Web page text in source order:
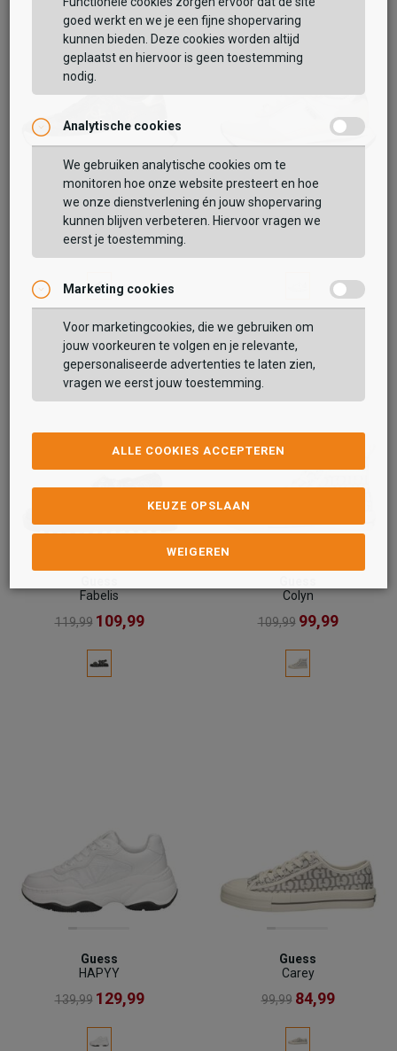
Guess
Luckei
149,99 119,99
Guess
Energy
Fabelis
119,99 109,99
Colyn
109,99 99,99
Guess
HAPYY
139,99 129,99
Guess
Carey
99,99 84,99
goed werkt en we je een fijne shopervaring
kunnen bieden. Deze cookies worden altijd
geplaatst en hiervoor is geen toestemming
nodig.
Analytische cookies
We gebruiken analytische cookies om te
monitoren hoe onze website presteert en hoe
we onze dienstverlening én jouw shopervaring
kunnen blijven verbeteren. Hiervoor vragen we
eerst je toestemming.
Marketing cookies
Voor marketingcookies, die we gebruiken om
jouw voorkeuren te volgen en je relevante,
gepersonaliseerde advertenties te laten zien,
vragen we eerst jouw toestemming.
ALLE COOKIES ACCEPTEREN
KEUZE OPSLAAN
WEIGEREN